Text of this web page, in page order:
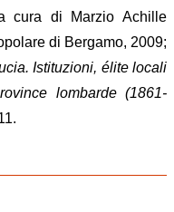
cura di Marzio Achille
di Bergamo, 2009;
Istituzioni, élite locali
lombarde (1861-